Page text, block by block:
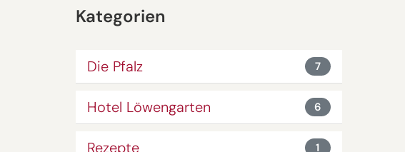
Kategorien
Die Pfalz 7
Hotel Löwengarten 6
Rezepte 1